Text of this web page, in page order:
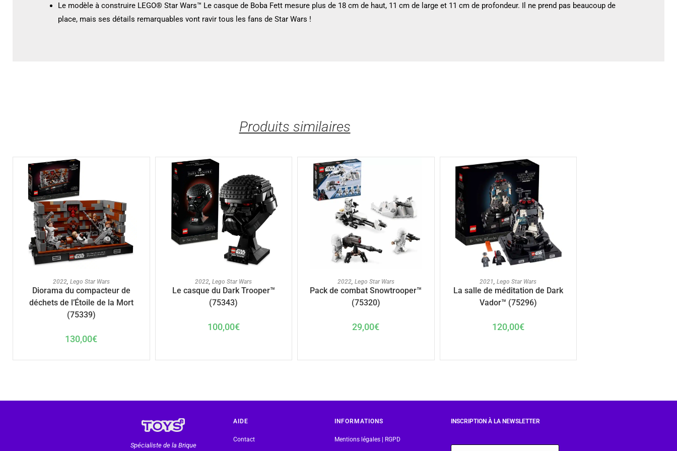
Le modèle à construire LEGO® Star Wars™ Le casque de Boba Fett mesure plus de 18 cm de haut, 11 cm de large et 11 cm de profondeur. Il ne prend pas beaucoup de
place, mais ses détails remarquables vont ravir tous les fans de Star Wars !
Produits similaires
AJOUTER AU PANIER
2022, Lego Star Wars
Diorama du compacteur de
déchets de l’Étoile de la Mort
(75339)
130,00€
AJOUTER AU PANIER
2022,Lego Star Wars
Le casque du Dark Trooper™
(75343)
100,00€
AJOUTER AU PANIER
2022, Lego Star Wars
Pack de combat Snowtrooper™
(75320)
29,00€
AJOUTER AU PANIER
2021,Lego Star Wars
La salle de méditation de Dark
Vador™ (75296)
120,00€
Spécialiste de la Brique
AIDE
Contact
INFORMATIONS
Mentions légales | RGPD
INSCRIPTION À LA NEWSLETTER